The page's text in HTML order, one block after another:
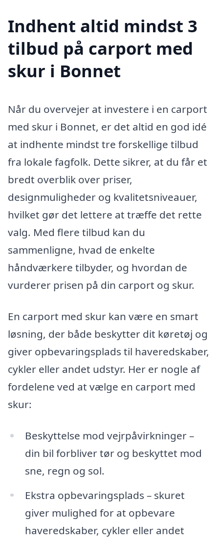
Indhent altid mindst 3
tilbud på carport med
skur i Bonnet
Når du overvejer at investere i en carport
med skur i Bonnet, er det altid en god idé
at indhente mindst tre forskellige tilbud
fra lokale fagfolk. Dette sikrer, at du får et
bredt overblik over priser,
designmuligheder og kvalitetsniveauer,
hvilket gør det lettere at træffe det rette
valg. Med flere tilbud kan du
sammenligne, hvad de enkelte
håndværkere tilbyder, og hvordan de
vurderer prisen på din carport og skur.
En carport med skur kan være en smart
løsning, der både beskytter dit køretøj og
giver opbevaringsplads til haveredskaber,
cykler eller andet udstyr. Her er nogle af
fordelene ved at vælge en carport med
skur:
Beskyttelse mod vejrpåvirkninger –
din bil forbliver tør og beskyttet mod
sne, regn og sol.
Ekstra opbevaringsplads – skuret
giver mulighed for at opbevare
haveredskaber, cykler eller andet